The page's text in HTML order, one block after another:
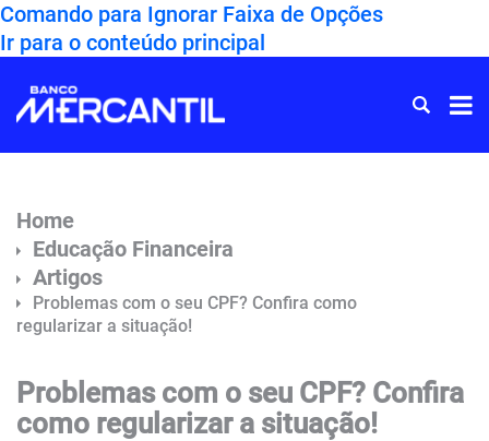
Comando para Ignorar Faixa de Opções
Ir para o conteúdo principal
para
Home
Home
Educação Financeira
Artigos
Problemas com o seu CPF? Confira como
regularizar a situação!
Problemas com o seu CPF? Confira
como regularizar a situação!